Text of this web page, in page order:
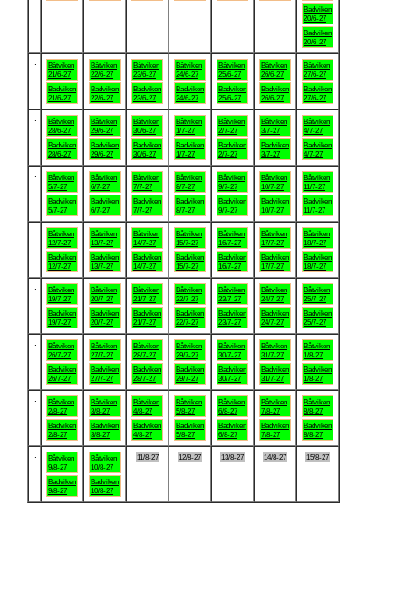
Badviken
20/6-27
Badviken
20/6-27
Båtviken
21/6-27
Badviken
21/6-27
Båtviken
22/6-27
Badviken
22/6-27
Båtviken
23/6-27
Badviken
23/6-27
Båtviken
24/6-27
Badviken
24/6-27
Båtviken
25/6-27
Badviken
25/6-27
Båtviken
26/6-27
Badviken
26/6-27
Båtviken
27/6-27
Badviken
27/6-27
Båtviken
28/6-27
Badviken
28/6-27
Båtviken
29/6-27
Badviken
29/6-27
Båtviken
30/6-27
Badviken
30/6-27
Båtviken
1/7-27
Badviken
1/7-27
Båtviken
2/7-27
Badviken
2/7-27
Båtviken
3/7-27
Badviken
3/7-27
Båtviken
4/7-27
Badviken
4/7-27
Båtviken
5/7-27
Badviken
5/7-27
Båtviken
6/7-27
Badviken
6/7-27
Båtviken
7/7-27
Badviken
7/7-27
Båtviken
8/7-27
Badviken
8/7-27
Båtviken
9/7-27
Badviken
9/7-27
Båtviken
10/7-27
Badviken
10/7-27
Båtviken
11/7-27
Badviken
11/7-27
Båtviken
12/7-27
Badviken
12/7-27
Båtviken
13/7-27
Badviken
13/7-27
Båtviken
14/7-27
Badviken
14/7-27
Båtviken
15/7-27
Badviken
15/7-27
Båtviken
16/7-27
Badviken
16/7-27
Båtviken
17/7-27
Badviken
17/7-27
Båtviken
18/7-27
Badviken
18/7-27
Båtviken
19/7-27
Badviken
19/7-27
Båtviken
20/7-27
Badviken
20/7-27
Båtviken
21/7-27
Badviken
21/7-27
Båtviken
22/7-27
Badviken
22/7-27
Båtviken
23/7-27
Badviken
23/7-27
Båtviken
24/7-27
Badviken
24/7-27
Båtviken
25/7-27
Badviken
25/7-27
Båtviken
26/7-27
Badviken
26/7-27
Båtviken
27/7-27
Badviken
27/7-27
Båtviken
28/7-27
Badviken
28/7-27
Båtviken
29/7-27
Badviken
29/7-27
Båtviken
30/7-27
Badviken
30/7-27
Båtviken
31/7-27
Badviken
31/7-27
Båtviken
1/8-27
Badviken
1/8-27
Båtviken
2/8-27
Badviken
2/8-27
Båtviken
3/8-27
Badviken
3/8-27
Båtviken
4/8-27
Badviken
4/8-27
Båtviken
5/8-27
Badviken
5/8-27
Båtviken
6/8-27
Badviken
6/8-27
Båtviken
7/8-27
Badviken
7/8-27
Båtviken
8/8-27
Badviken
8/8-27
Båtviken
9/8-27
Badviken
9/8-27
Båtviken
10/8-27
Badviken
10/8-27
11/8-27 12/8-27 13/8-27 14/8-27 15/8-27